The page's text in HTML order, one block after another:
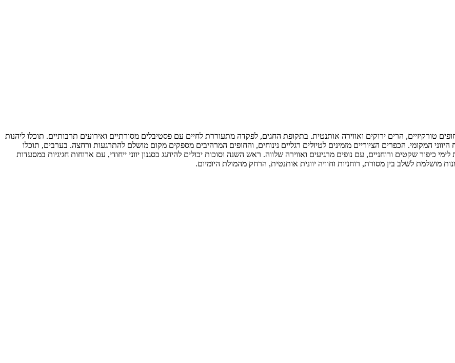
טורקיזיים, הרים ירוקים ואווירה אותנטית. בתקופת החגים, לפקדה מתעוררת לחיים עם פסטיבלים מסורתיים ואירועים תרבותיים. תוכלו ליהנות
המקומי. הכפרים הציוריים מזמינים לטיולים רגליים נינוחים, והחופים המרהיבים מספקים מקום מושלם להתרגעות ורחצה. בערבים, תוכלו
כיפור שקטים ורוחניים, עם נופים מרגיעים ואווירה שלווה. ראש השנה וסוכות יכולים להיחגג בסגנון יווני ייחודי, עם ארוחות חגיגיות במסעדות
מושלמת לשלב בין מסורת, רוחניות וחוויה יוונית אותנטית, הרחק מהמולת היומיום.